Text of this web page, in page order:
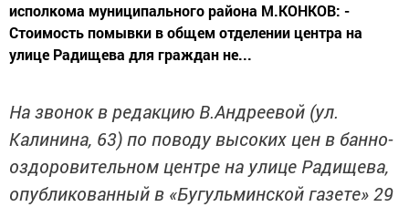
исполкома муниципального района М.КОНКОВ: -
Стоимость помывки в общем отделении центра на
улице Радищева для граждан не...
На звонок в редакцию В.Андреевой (ул.
Калинина, 63) по поводу высоких цен в банно-
оздоровительном центре на улице Радищева,
опубликованный в «Бугульминской газете» 29